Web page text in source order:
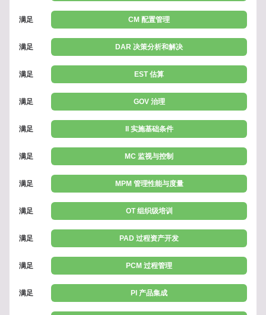
满足 CM 配置管理
满足 DAR 决策分析和解决
满足 EST 估算
满足 GOV 治理
满足 II 实施基础条件
满足 MC 监视与控制
满足 MPM 管理性能与度量
满足 OT 组织级培训
满足 PAD 过程资产开发
满足 PCM 过程管理
满足 PI 产品集成